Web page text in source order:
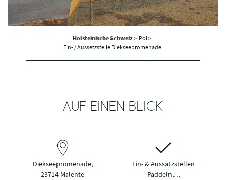
Holsteinische Schweiz> Poi >
Ein- / Aussetzstelle Diekseepromenade
AUF EINEN BLICK
Diekseepromenade,
23714 Malente
Ein- & Aussatzstellen
Paddeln,…